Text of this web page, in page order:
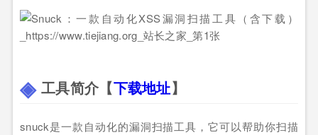
工具简介【下载地址】
snuck是一款自动化的漏洞扫描工具，它可以帮助你扫描